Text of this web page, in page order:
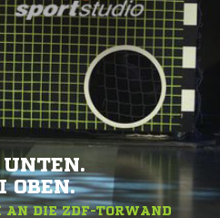
UNTEN.
OBEN.
AN DIE ZDF-TORWAND